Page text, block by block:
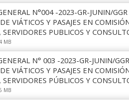
N°004 -2023-GR-JUNIN/
VIÁTICOS Y PASAJES EN
PUBLICOS Y
MB
N° 003 -2023-GR-JUNIN/
VIÁTICOS Y PASAJES EN
PÚBLICOS Y
MB